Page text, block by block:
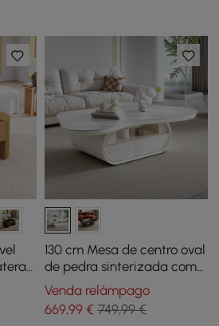
130 cm Mesa de centro oval
de pedra sinterizada com
arrumação
Venda relâmpago
669,99€ 749,99 €